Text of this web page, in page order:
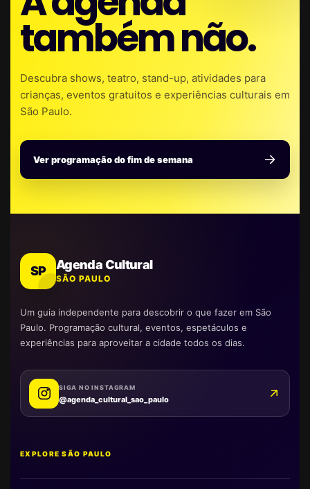
também não.
Descubra shows, teatro, stand-up, atividades para
crianças, eventos gratuitos e experiências culturais em
São Paulo.
Ver programação do fim de semana
SP Agenda Cultural
SÃO PAULO
Um guia independente para descobrir o que fazer em São
Paulo. Programação cultural, eventos, espetáculos e
experiências para aproveitar a cidade todos os dias.
SIGA NO INSTAGRAM
@agenda_cultural_sao_paulo
EXPLORE SÃO PAULO